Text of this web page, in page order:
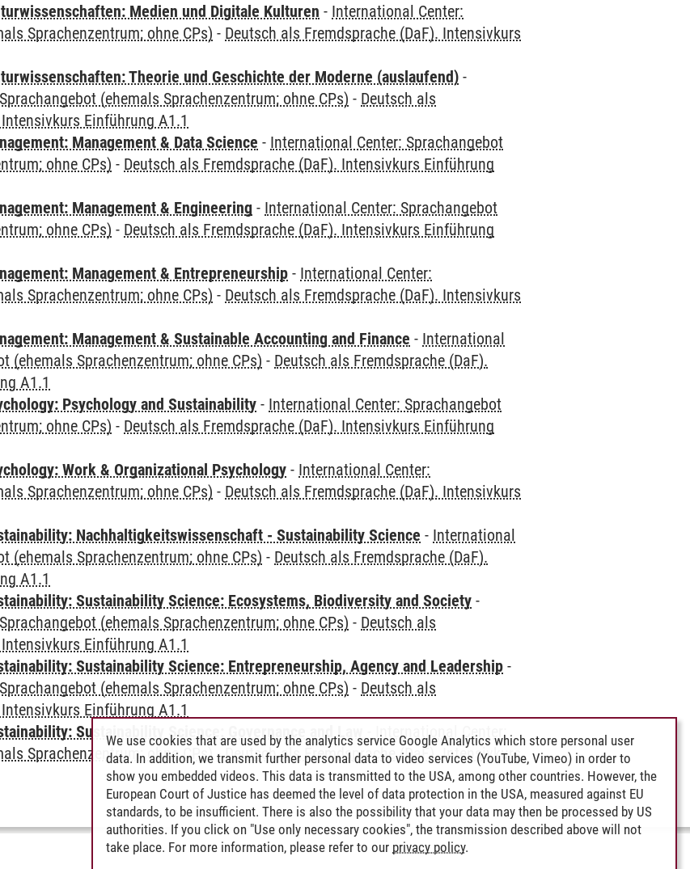
Medien und Digitale Kulturen - International Center:
Sprachenzentrum; ohne CPs) - Deutsch als Fremdsprache (DaF). Intensivkurs
Theorie und Geschichte der Moderne (auslaufend) -
(ehemals Sprachenzentrum; ohne CPs) - Deutsch als
Einführung A1.1
Management & Data Science - International Center: Sprachangebot
ohne CPs) - Deutsch als Fremdsprache (DaF). Intensivkurs Einführung
Management & Engineering - International Center: Sprachangebot
ohne CPs) - Deutsch als Fremdsprache (DaF). Intensivkurs Einführung
Management & Entrepreneurship - International Center:
Sprachenzentrum; ohne CPs) - Deutsch als Fremdsprache (DaF). Intensivkurs
Management & Sustainable Accounting and Finance - International
(ehemals Sprachenzentrum; ohne CPs) - Deutsch als Fremdsprache (DaF).
A1.1
Psychology and Sustainability - International Center: Sprachangebot
ohne CPs) - Deutsch als Fremdsprache (DaF). Intensivkurs Einführung
Work & Organizational Psychology - International Center:
Sprachenzentrum; ohne CPs) - Deutsch als Fremdsprache (DaF). Intensivkurs
Nachhaltigkeitswissenschaft - Sustainability Science - International
(ehemals Sprachenzentrum; ohne CPs) - Deutsch als Fremdsprache (DaF).
A1.1
Sustainability Science: Ecosystems, Biodiversity and Society -
(ehemals Sprachenzentrum; ohne CPs) - Deutsch als
Einführung A1.1
Sustainability Science: Entrepreneurship, Agency and Leadership -
(ehemals Sprachenzentrum; ohne CPs) - Deutsch als
Einführung A1.1
Sustainability Science: Governance and Law
International Center:
Sprachenzentrum; ohne CPs)-Deutsch als Fremdsprache (DaF). Intensivkurs
We use cookies that are used by the analytics service Google Analytics which store personal user
data. In addition, we transmit further personal data to video services (YouTube, Vimeo) in order to
show you embedded videos. This data is transmitted to the USA, among other countries. However, the
European Court of Justice has deemed the level of data protection in the USA, measured against EU
standards, to be insufficient. There is also the possibility that your data may then be processed by US
authorities. If you click on "Use only necessary cookies", the transmission described above will not
take place. For more information, please refer to our privacy policy.